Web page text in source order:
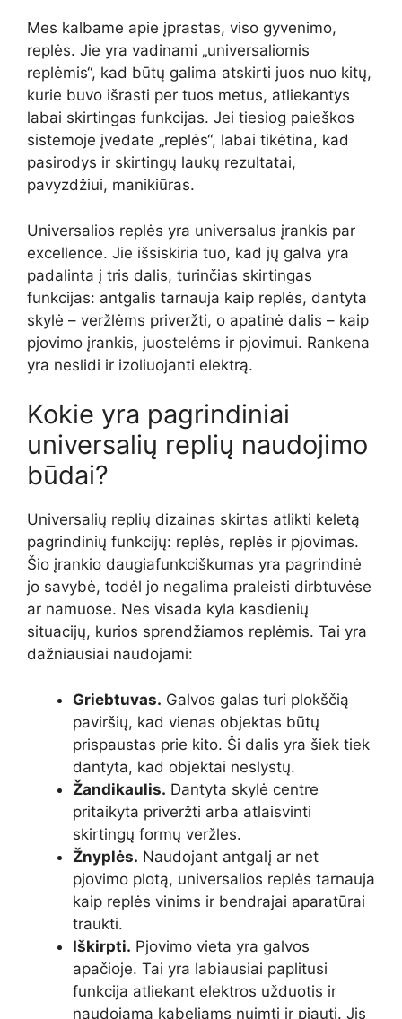
Mes kalbame apie įprastas, viso gyvenimo,
replės. Jie yra vadinami „universaliomis
replėmis“, kad būtų galima atskirti juos nuo kitų,
kurie buvo išrasti per tuos metus, atliekantys
labai skirtingas funkcijas. Jei tiesiog paieškos
sistemoje įvedate „replės“, labai tikėtina, kad
pasirodys ir skirtingų laukų rezultatai,
pavyzdžiui, manikiūras.
Universalios replės yra universalus įrankis par
excellence. Jie išsiskiria tuo, kad jų galva yra
padalinta į tris dalis, turinčias skirtingas
funkcijas: antgalis tarnauja kaip replės, dantyta
skylė – veržlėms priveržti, o apatinė dalis – kaip
pjovimo įrankis, juostelėms ir pjovimui. Rankena
yra neslidi ir izoliuojanti elektrą.
Kokie yra pagrindiniai
universalių replių naudojimo
būdai?
Universalių replių dizainas skirtas atlikti keletą
pagrindinių funkcijų: replės, replės ir pjovimas.
Šio įrankio daugiafunkciškumas yra pagrindinė
jo savybė, todėl jo negalima praleisti dirbtuvėse
ar namuose. Nes visada kyla kasdienių
situacijų, kurios sprendžiamos replėmis. Tai yra
dažniausiai naudojami:
Griebtuvas. Galvos galas turi plokščią
paviršių, kad vienas objektas būtų
prispaustas prie kito. Ši dalis yra šiek tiek
dantyta, kad objektai neslystų.
Žandikaulis. Dantyta skylė centre
pritaikyta priveržti arba atlaisvinti
skirtingų formų veržles.
Žnyplės. Naudojant antgalį ar net
pjovimo plotą, universalios replės tarnauja
kaip replės vinims ir bendrajai aparatūrai
traukti.
Iškirpti. Pjovimo vieta yra galvos
apačioje. Tai yra labiausiai paplitusi
funkcija atliekant elektros užduotis ir
naudojama kabeliams nuimti ir pjauti. Jis